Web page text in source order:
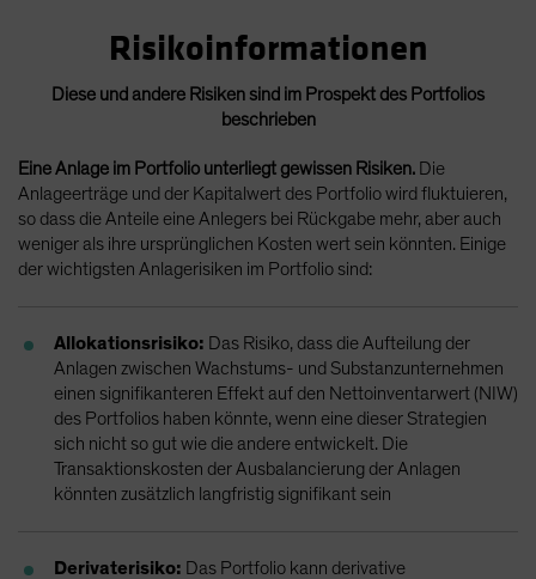
Risikoinformationen
Diese und andere Risiken sind im Prospekt des Portfolios
beschrieben
Eine Anlage im Portfolio unterliegt gewissen Risiken. Die
Anlageerträge und der Kapitalwert des Portfolio wird fluktuieren,
so dass die Anteile eine Anlegers bei Rückgabe mehr, aber auch
weniger als ihre ursprünglichen Kosten wert sein könnten. Einige
der wichtigsten Anlagerisiken im Portfolio sind:
Allokationsrisiko: Das Risiko, dass die Aufteilung der
Anlagen zwischen Wachstums- und Substanzunternehmen
einen signifikanteren Effekt auf den Nettoinventarwert (NIW)
des Portfolios haben könnte, wenn eine dieser Strategien
sich nicht so gut wie die andere entwickelt. Die
Transaktionskosten der Ausbalancierung der Anlagen
könnten zusätzlich langfristig signifikant sein
Derivaterisiko: Das Portfolio kann derivative